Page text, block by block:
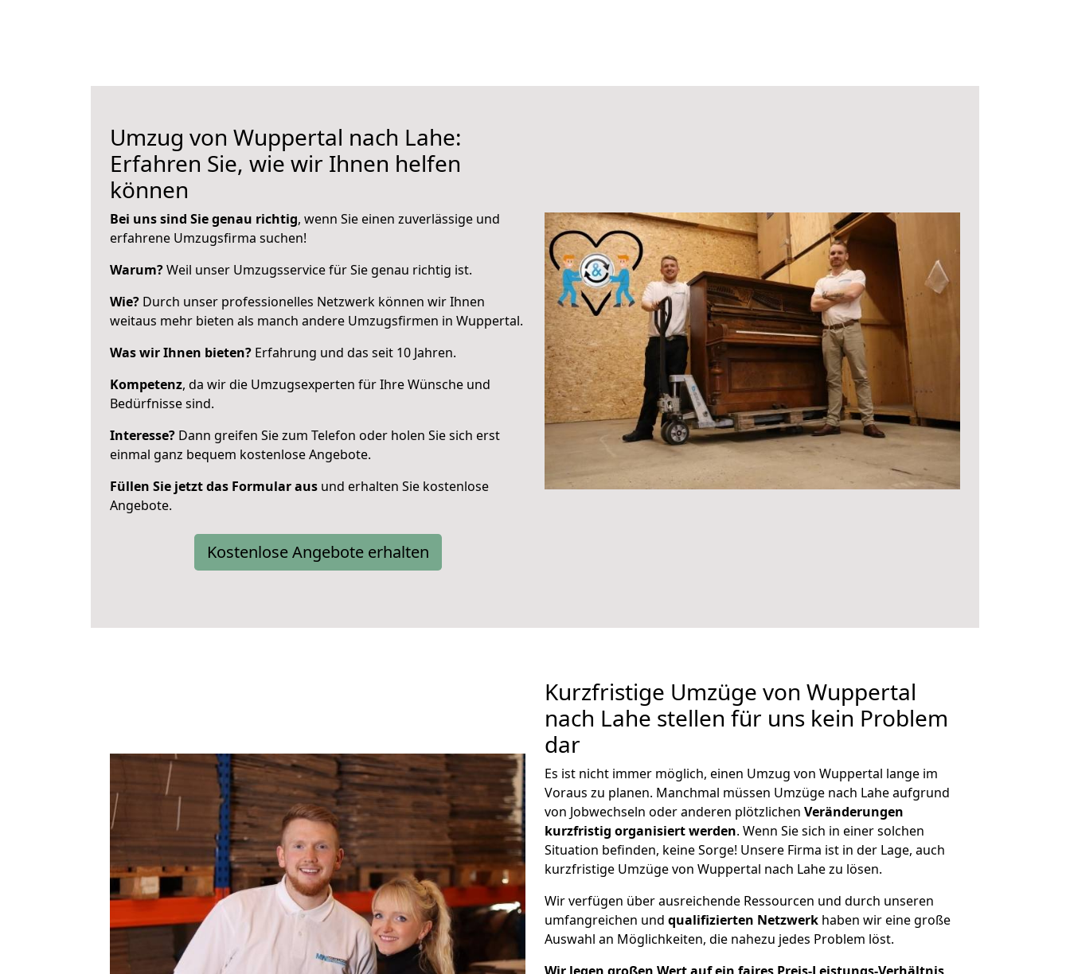
Umzug von Wuppertal nach Lahe:
Erfahren Sie, wie wir Ihnen helfen
können
Bei uns sind Sie genau richtig, wenn Sie einen zuverlässige und
erfahrene Umzugsfirma suchen!
Warum?Weil unser Umzugsservice für Sie genau richtig ist.
Wie? Durch unser professionelles Netzwerk können wir Ihnen
weitaus mehr bieten als manch andere Umzugsfirmen in Wuppertal.
Was wir Ihnen bieten? Erfahrung und das seit 10 Jahren.
Kompetenz, da wir die Umzugsexperten für Ihre Wünsche und
Bedürfnisse sind.
Interesse? Dann greifen Sie zum Telefon oder holen Sie sich erst
einmal ganz bequem kostenlose Angebote.
Füllen Sie jetzt das Formular aus und erhalten Sie kostenlose
Angebote.
Kostenlose Angebote erhalten
Kurzfristige Umzüge von Wuppertal
nach Lahe stellen für uns kein Problem
dar
Es ist nicht immer möglich, einen Umzug von Wuppertal lange im
Voraus zu planen. Manchmal müssen Umzüge nach Lahe aufgrund
von Jobwechseln oder anderen plötzlichen Veränderungen
kurzfristig organisiert werden. Wenn Sie sich in einer solchen
Situation befinden, keine Sorge! Unsere Firma ist in der Lage, auch
kurzfristige Umzüge von Wuppertal nach Lahe zu lösen.
Wir verfügen über ausreichende Ressourcen und durch unseren
umfangreichen und qualifizierten Netzwerk haben wir eine große
Auswahl an Möglichkeiten, die nahezu jedes Problem löst.